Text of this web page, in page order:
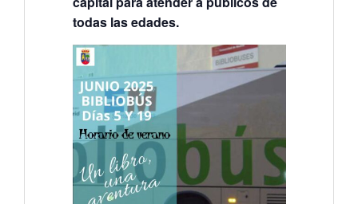
todas las edades.